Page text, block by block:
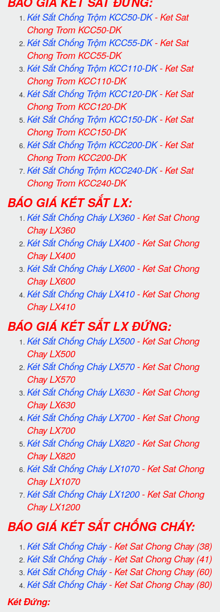
Két Sắt Chống Trộm KCC50-DK-Ket Sat
Chong Trom KCC50-DK
Két Sắt Chống Trộm KCC55-DK-Ket Sat
Chong Trom KCC55-DK
Két Sắt Chống Trộm KCC110-DK-Ket Sat
Chong Trom KCC110-DK
Két Sắt Chống Trộm KCC120-DK-Ket Sat
Chong Trom KCC120-DK
Két Sắt Chống Trộm KCC150-DK-Ket Sat
Chong Trom KCC150-DK
Két Sắt Chống Trộm KCC200-DK-Ket Sat
Chong Trom KCC200-DK
Két Sắt Chống Trộm KCC240-DK-Ket Sat
Chong Trom KCC240-DK
BÁO GIÁ KÉT SẮT LX:
Két Sắt Chống Cháy LX360-Ket Sat Chong
Chay LX360
Két Sắt Chống Cháy LX400-Ket Sat Chong
Chay LX400
Két Sắt Chống Cháy LX600-Ket Sat Chong
Chay LX600
Két Sắt Chống Cháy LX410-Ket Sat Chong
Chay LX410
BÁO GIÁ KÉT SẮT LX ĐỨNG:
Két Sắt Chống Cháy LX500-Ket Sat Chong
Chay LX500
Két Sắt Chống Cháy LX570-Ket Sat Chong
Chay LX570
Két Sắt Chống Cháy LX630-Ket Sat Chong
Chay LX630
Két Sắt Chống Cháy LX700-Ket Sat Chong
Chay LX700
Két Sắt Chống Cháy LX820-Ket Sat Chong
Chay LX820
Két Sắt Chống Cháy LX1070-Ket Sat Chong
Chay LX1070
Két Sắt Chống Cháy LX1200-Ket Sat Chong
Chay LX1200
BÁO GIÁ KÉT SẮT CHỐNG CHÁY:
Két Sắt Chống Cháy-Ket Sat Chong Chay(38)
Két Sắt Chống Cháy-Ket Sat Chong Chay(41)
Két Sắt Chống Cháy-Ket Sat Chong Chay(60)
Két Sắt Chống Cháy-Ket Sat Chong Chay(80)
Két Đứng: